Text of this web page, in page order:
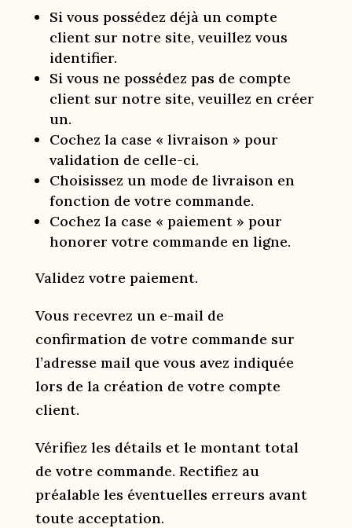
Si vous possédez déjà un compte
client sur notre site, veuillez vous
identifier.
Si vous ne possédez pas de compte
client sur notre site, veuillez en créer
un.
Cochez la case « livraison » pour
validation de celle-ci.
Choisissez un mode de livraison en
fonction de votre commande.
Cochez la case « paiement » pour
honorer votre commande en ligne.
Validez votre paiement.
Vous recevrez un e-mail de
confirmation de votre commande sur
l’adresse mail que vous avez indiquée
lors de la création de votre compte
client.
Vérifiez les détails et le montant total
de votre commande. Rectifiez au
préalable les éventuelles erreurs avant
toute acceptation.